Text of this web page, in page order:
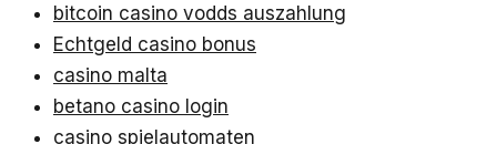
bitcoin casino vodds auszahlung
Echtgeld casino bonus
casino malta
betano casino login
casino spielautomaten